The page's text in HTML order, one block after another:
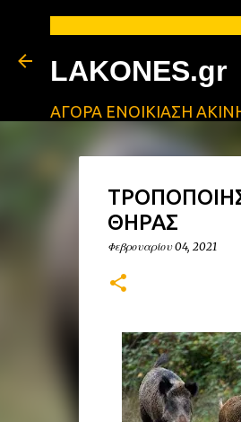
LAKONES.gr
ΑΓΟΡΑ ΕΝΟΙΚΙΑΣΗ
ΘΗΡΑΣ
Φεβρουαρίου 04, 2021